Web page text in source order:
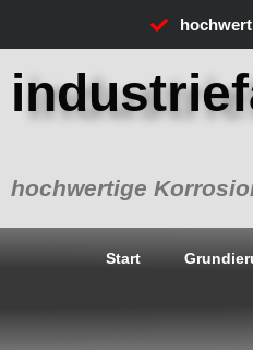
springen
hochwertige
Start